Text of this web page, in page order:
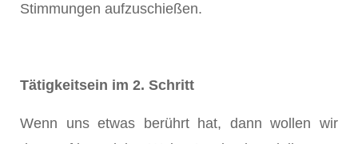
Stimmungen aufzuschießen.
Tätigkeitsein im 2. Schritt
Wenn uns etwas berührt hat, dann wollen wir